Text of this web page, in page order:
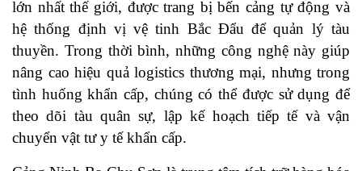
lớn nhất thế giới, được trang bị bến cảng tự động và
hệ thống định vị vệ tinh Bắc Đẩu để quản lý tàu
thuyền. Trong thời bình, những công nghệ này giúp
nâng cao hiệu quả logistics thương mại, nhưng trong
tình huống khẩn cấp, chúng có thể được sử dụng để
theo dõi tàu quân sự, lập kế hoạch tiếp tế và vận
chuyển vật tư y tế khẩn cấp.